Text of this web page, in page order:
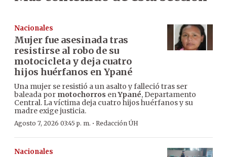
Nacionales
Mujer fue asesinada tras
resistirse al robo de su
motocicleta y deja cuatro
hijos huérfanos en Ypané
Una mujer se resistió a un asalto y falleció tras ser
baleada por motochorros enYpané, Departamento
Central. La víctima deja cuatro hijos huérfanos y su
madre exige justicia.
Agosto 7, 2026 03:45 p. m. · Redacción ÚH
Nacionales